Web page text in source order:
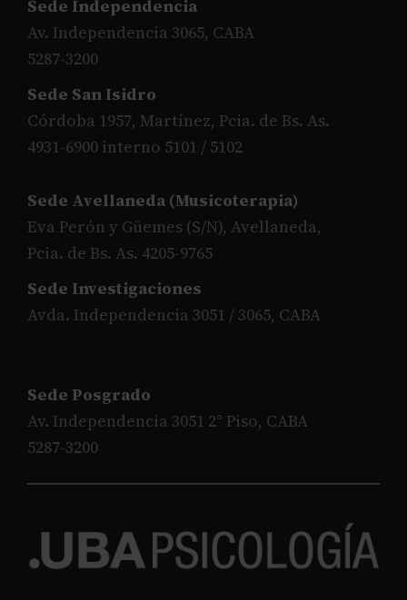
Sede Independencia
Av. Independencia 3065, CABA
5287-3200
Sede San Isidro
Córdoba 1957, Martínez, Pcia. de Bs. As.
4931-6900 interno 5101 / 5102
Sede Avellaneda (Musicoterapia)
Eva Perón y Güemes (S/N), Avellaneda,
Pcia. de Bs. As. 4205-9765
Sede Investigaciones
Avda. Independencia 3051 / 3065, CABA
Sede Posgrado
Av. Independencia 3051 2° Piso, CABA
5287-3200